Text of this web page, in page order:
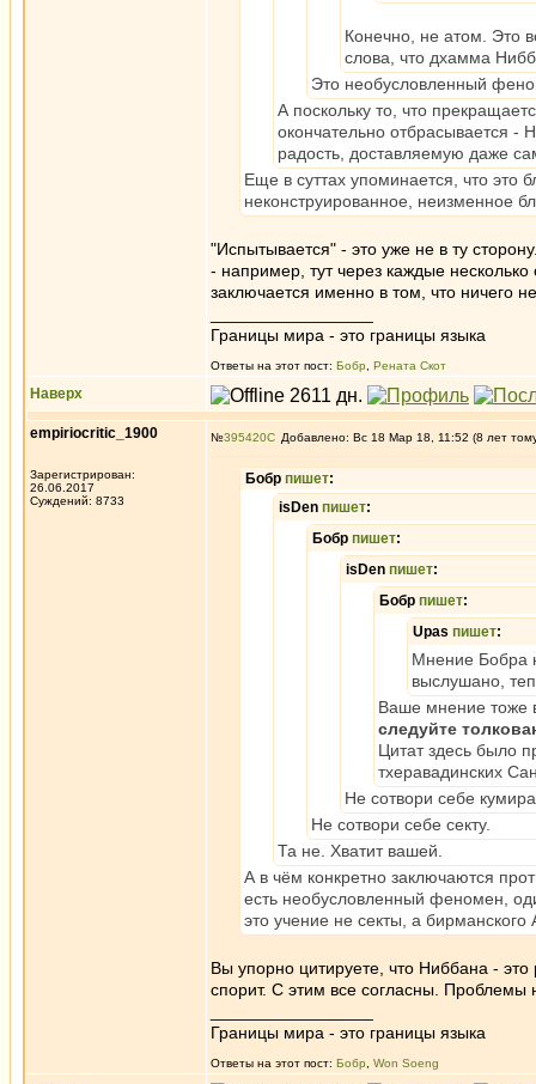
Конечно, не атом. Это
слова, что дхамма
Это необусловленный
А поскольку то, что
окончательно отбрасывается
радость, доставляемую даже
Еще в суттах упоминается, что это
неконструированное, неизменное
"Испытывается" - это уже не в ту
- например, тут через каждые несколько
заключается именно в том, что ничего
Границы мира - это границы языка
Ответы на этот пост: Бобр Рената Скот
Наверх
empiriocritic_1900
Зарегистрирован:
26.06.2017
Суждений: 8733
№395420 Добавлено: Вс 18 Мар 18, 11:52 (8 лет
Бобр пишет:
isDen пишет:
Бобр пишет:
isDen пишет:
Бобр пишет:
Upas пишет:
Мнение Бобра
выслушано,
Ваше мнение тоже
следуйте
Цитат здесь было
тхеравадинских
Не сотвори себе
Не сотвори себе секту.
Та не. Хватит вашей.
А в чём конкретно заключаются
есть необусловленный феномен,
это учение не секты, а
Вы упорно цитируете, что Ниббана -
спорит. С этим все согласны. Проблемы
Границы мира - это границы языка
Ответы на этот пост: Бобр Won Soeng